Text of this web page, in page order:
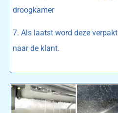
droogkamer
7. Als laatst word deze
naar de klant.